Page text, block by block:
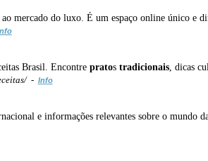
mercado do luxo. É um espaço online único e
Brasil. Encontre pratos tradicionais, dicas
- Info
e informações relevantes sobre o mundo